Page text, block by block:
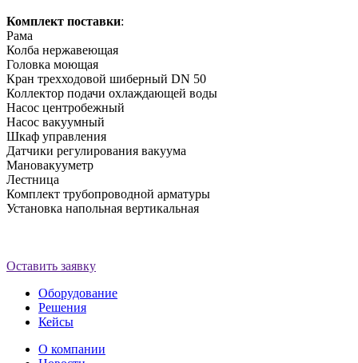
Комплект поставки:
Рама
Колба нержавеющая
Головка моющая
Кран трехходовой шиберный DN 50
Коллектор подачи охлаждающей воды
Насос центробежный
Насос вакуумный
Шкаф управления
Датчики регулирования вакуума
Мановакууметр
Лестница
Комплект трубопроводной арматуры
Установка напольная вертикальная
Оставить заявку
Оборудование
Решения
Кейсы
О компании